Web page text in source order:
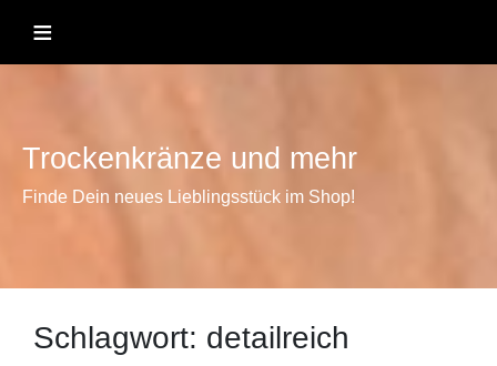
content
≡
Trockenkränze und mehr
Finde Dein neues Lieblingsstück im Shop!
Schlagwort: detailreich